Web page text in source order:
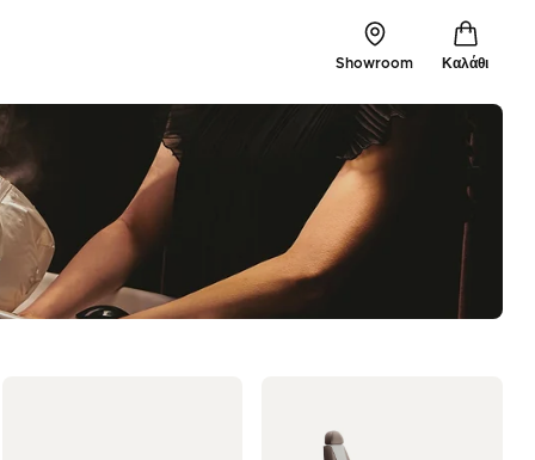
Showroom Καλάθι